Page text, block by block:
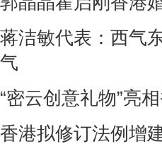
蒋洁敏代表：西气
气
“密云创意礼物”亮
香港拟修订法例增